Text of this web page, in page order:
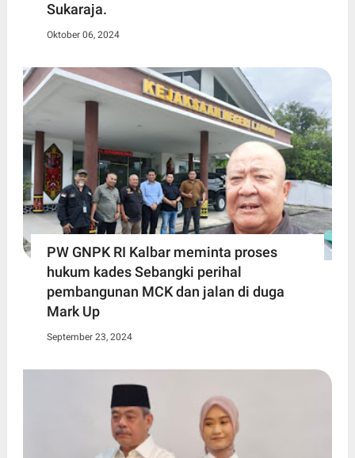
Sukaraja.
Oktober 06, 2024
PW GNPK RI Kalbar meminta proses
hukum kades Sebangki perihal
pembangunan MCK dan jalan di duga
Mark Up
September 23, 2024